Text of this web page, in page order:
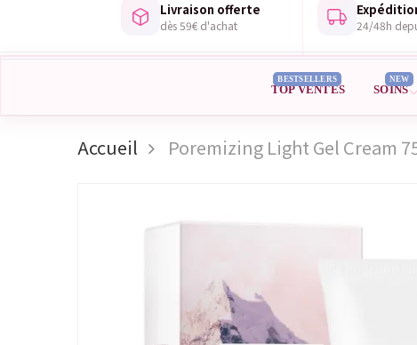
Livraison offerte
dès 59€ d'achat 24/48h
TOP VENTES
BESTSELLERS
SOINS
NEW
Accueil Poremizing Light Gel Cream